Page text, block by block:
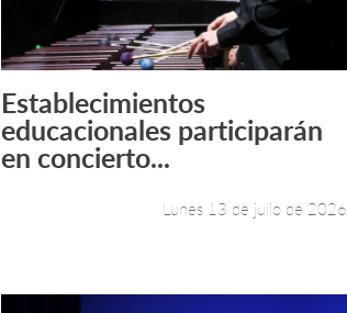
Leer más +
Establecimientos
educacionales participarán
en concierto...
Lunes 13 de julio de 2026